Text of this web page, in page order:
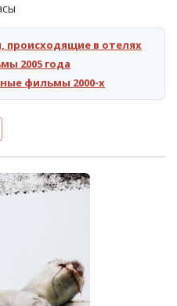
происходящие в отелях
2005 года
фильмы 2000-х